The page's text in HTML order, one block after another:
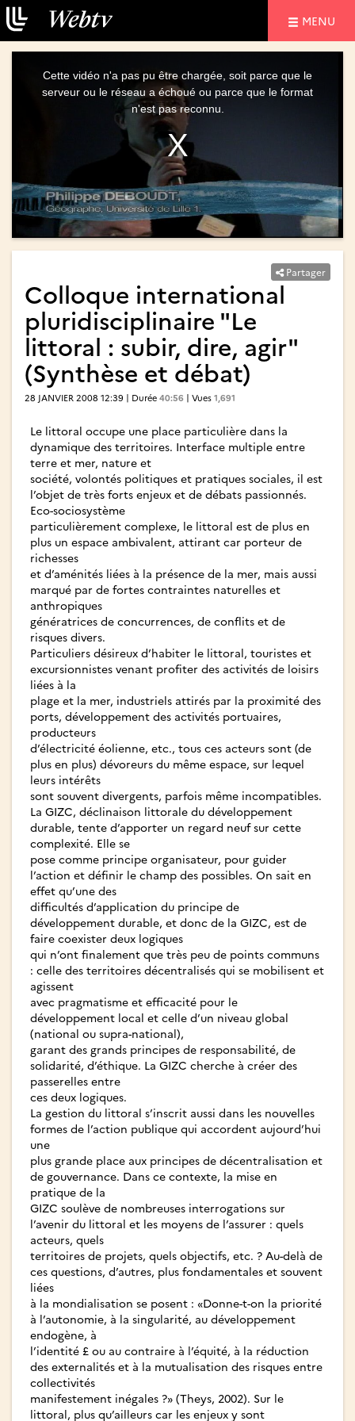
MENU
Cette vidéo n'a pas pu être chargée, soit parce que le
serveur ou le réseau a échoué ou parce que le format
n'est pas reconnu.
Partager
Colloque international
pluridisciplinaire "Le
littoral : subir, dire, agir"
(Synthèse et débat)
28 JANVIER 2008 12:39 | Durée 40:56 | Vues 1,691
Le littoral occupe une place particulière dans la
dynamique des territoires. Interface multiple entre
terre et mer, nature et
société, volontés politiques et pratiques sociales, il est
l’objet de très forts enjeux et de débats passionnés.
Eco-sociosystème
particulièrement complexe, le littoral est de plus en
plus un espace ambivalent, attirant car porteur de
richesses
et d’aménités liées à la présence de la mer, mais aussi
marqué par de fortes contraintes naturelles et
anthropiques
génératrices de concurrences, de conflits et de
risques divers.
Particuliers désireux d’habiter le littoral, touristes et
excursionnistes venant profiter des activités de loisirs
liées à la
plage et la mer, industriels attirés par la proximité des
ports, développement des activités portuaires,
producteurs
d’électricité éolienne, etc., tous ces acteurs sont (de
plus en plus) dévoreurs du même espace, sur lequel
leurs intérêts
sont souvent divergents, parfois même incompatibles.
La GIZC, déclinaison littorale du développement
durable, tente d’apporter un regard neuf sur cette
complexité. Elle se
pose comme principe organisateur, pour guider
l’action et définir le champ des possibles. On sait en
effet qu’une des
difficultés d’application du principe de
développement durable, et donc de la GIZC, est de
faire coexister deux logiques
qui n’ont finalement que très peu de points communs
: celle des territoires décentralisés qui se mobilisent et
agissent
avec pragmatisme et efficacité pour le
développement local et celle d’un niveau global
(national ou supra-national),
garant des grands principes de responsabilité, de
solidarité, d’éthique. La GIZC cherche à créer des
passerelles entre
ces deux logiques.
La gestion du littoral s’inscrit aussi dans les nouvelles
formes de l’action publique qui accordent aujourd’hui
une
plus grande place aux principes de décentralisation et
de gouvernance. Dans ce contexte, la mise en
pratique de la
GIZC soulève de nombreuses interrogations sur
l’avenir du littoral et les moyens de l’assurer : quels
acteurs, quels
territoires de projets, quels objectifs, etc. ? Au-delà de
ces questions, d’autres, plus fondamentales et souvent
liées
à la mondialisation se posent : «Donne-t-on la priorité
à l’autonomie, à la singularité, au développement
endogène, à
l’identité £ ou au contraire à l’équité, à la réduction
des externalités et à la mutualisation des risques entre
collectivités
manifestement inégales ?» (Theys, 2002). Sur le
littoral, plus qu’ailleurs car les enjeux y sont